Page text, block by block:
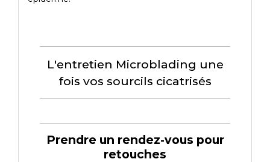
L'entretien Microblading une
fois vos sourcils cicatrisés
Prendre un rendez-vous pour
retouches